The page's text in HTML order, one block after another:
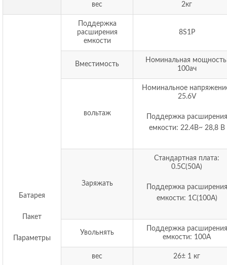
вес 2кг
Батарея
Пакет
Параметры
Поддержка
расширения
емкости
8S1P
Вместимость
Номинальная
100ач
вольтаж
Номинальное
25.6V
Поддержка расширения
емкости: 22.4В~ 28,8 В
Заряжать
Стандартная плата:
0.5С(50А)
Поддержка расширения
емкости: 1С(100А)
Увольнять
Поддержка расширения
емкости: 100А
вес 26± 1 кг